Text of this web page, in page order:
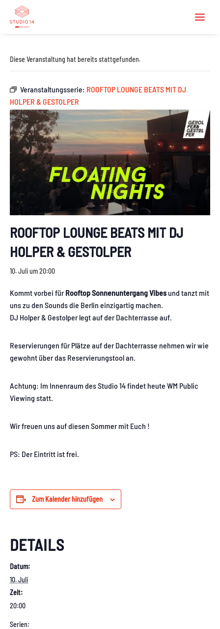
Diese Veranstaltung hat bereits stattgefunden.
Veranstaltungsserie: ROOFTOP LOUNGE BEATS MIT DJ
HOLPER & GESTOLPER
ROOFTOP LOUNGE BEATS MIT DJ
HOLPER & GESTOLPER
10. Juli um 20:00
Kommt vorbei fürRooftop Sonnenuntergang Vibesund tanzt mit
uns zu den Sounds die Berlin einzigartig machen.
DJ Holper & Gestolper legt auf der Dachterrasse auf.
Reservierungen für Plätze auf der Dachterrasse nehmen wir wie
gewohnt über das Reservierungstool an.
Achtung: Im Innenraum des Studio 14 findet heute WM Public
Viewing statt.
Wir freuen uns auf diesen Sommer mit Euch !
PS: Der Eintritt ist frei.
Zum Kalender hinzufügen
DETAILS
Datum:
10. Juli
Zeit:
20:00
Serien: